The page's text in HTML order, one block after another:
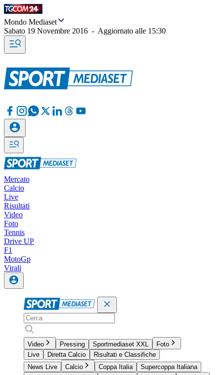
Mondo Mediaset
Sabato 19 Novembre 2016 - Aggiornato alle 15:30
Mercato
Calcio
Live
Risultati
Video
Foto
Tennis
Drive UP
F1
MotoGp
Virali
Video Pressing Sportmediaset XXL
Foto
Live
Diretta Calcio
Risultati e Classifiche
News Live
Calcio Coppa Italia
Supercoppa Italiana